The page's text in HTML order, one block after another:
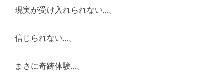
現実が受け入れられない…。
信じられない…。
まさに奇跡体験…。